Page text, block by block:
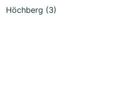
Höchberg (3)